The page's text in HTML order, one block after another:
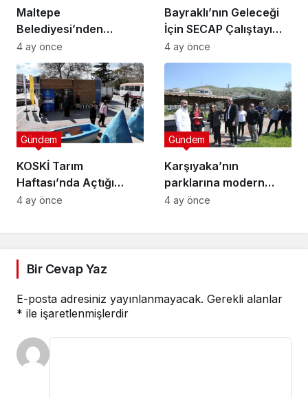
Maltepe
Belediyesi’nden
Muhtarlara Toplumsal
Cinsiyet Eşitliği
Semineri
4 ay önce
Bayraklı’nın Geleceği
İçin SECAP Çalıştayı
Düzenlendi
4 ay önce
KOSKİ Tarım
Haftası’nda Açtığı
Stantta Su Tasarrufu
Gündem
4 ay önce
Karşıyaka’nın
parklarına modern
dokunuş
Gündem
4 ay önce
Bir Cevap Yaz
E-posta adresiniz yayınlanmayacak. Gerekli alanlar
* ile işaretlenmişlerdir